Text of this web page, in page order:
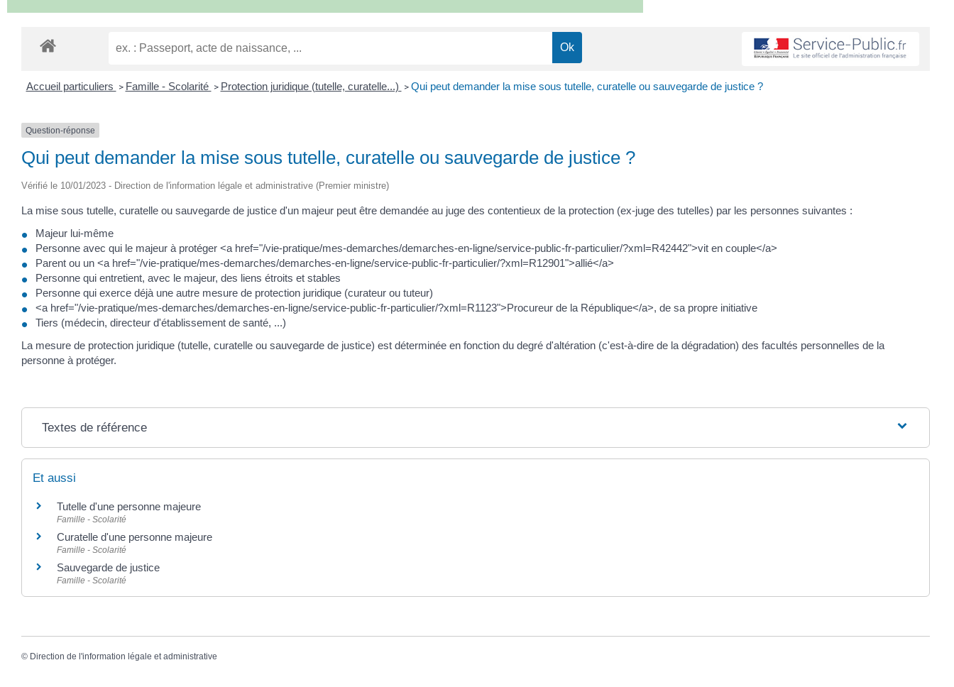
Accueil particuliers > Famille - Scolarité > Protection juridique (tutelle, curatelle...) > Qui peut demander la mise sous tutelle, curatelle ou sauvegarde de justice ?
Question-réponse
Qui peut demander la mise sous tutelle, curatelle ou sauvegarde de justice ?
Vérifié le 10/01/2023 - Direction de l'information légale et administrative (Premier ministre)
La mise sous tutelle, curatelle ou sauvegarde de justice d'un majeur peut être demandée au juge des contentieux de la protection (ex-juge des tutelles) par les personnes suivantes :
Majeur lui-même
Personne avec qui le majeur à protéger <a href="/vie-pratique/mes-demarches/demarches-en-ligne/service-public-fr-particulier/?xml=R42442">vit en couple</a>
Parent ou un <a href="/vie-pratique/mes-demarches/demarches-en-ligne/service-public-fr-particulier/?xml=R12901">allié</a>
Personne qui entretient, avec le majeur, des liens étroits et stables
Personne qui exerce déjà une autre mesure de protection juridique (curateur ou tuteur)
<a href="/vie-pratique/mes-demarches/demarches-en-ligne/service-public-fr-particulier/?xml=R1123">Procureur de la République</a>, de sa propre initiative
Tiers (médecin, directeur d'établissement de santé, ...)
La mesure de protection juridique (tutelle, curatelle ou sauvegarde de justice) est déterminée en fonction du degré d'altération (c'est-à-dire de la dégradation) des facultés personnelles de la
personne à protéger.
Textes de référence
Et aussi
Tutelle d'une personne majeure
Famille - Scolarité
Curatelle d'une personne majeure
Famille - Scolarité
Sauvegarde de justice
Famille - Scolarité
© Direction de l'information légale et administrative